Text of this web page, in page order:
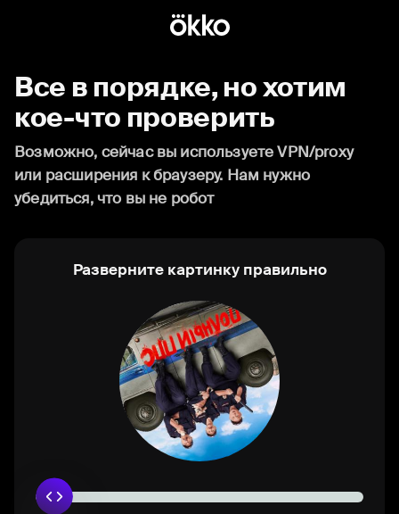
Все в порядке, но хотим
кое-что проверить
Возможно, сейчас вы используете VPN/proxy
или расширения к браузеру. Нам нужно
убедиться, что вы не робот
Разверните картинку правильно